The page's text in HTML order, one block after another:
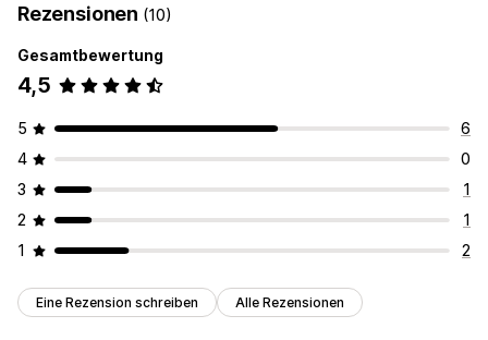
Rezensionen (10)
Gesamtbewertung
4,5
5
6
4
0
3
1
2
1
1
2
Eine Rezension schreiben Alle Rezensionen